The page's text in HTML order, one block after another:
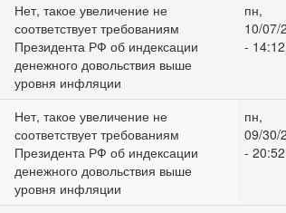
Нет, такое увеличение не
соответствует требованиям
Президента РФ об индексации
денежного довольствия выше
уровня инфляции
пн,
10/07/
- 14:12
Нет, такое увеличение не
соответствует требованиям
Президента РФ об индексации
денежного довольствия выше
уровня инфляции
пн,
09/30/
- 20:52